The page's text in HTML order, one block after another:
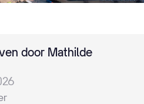
door Mathilde